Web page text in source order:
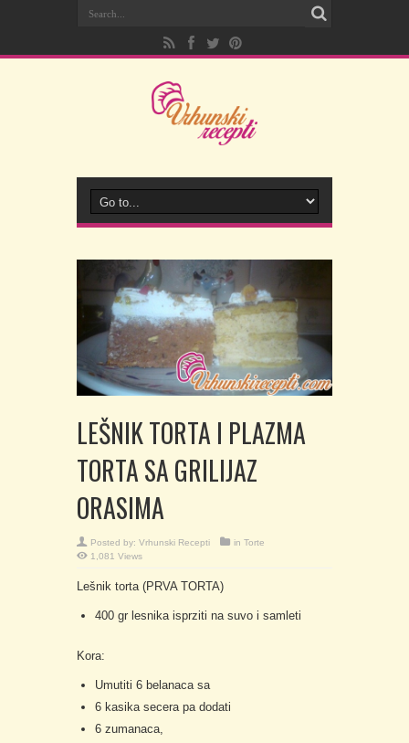
LEŠNIK TORTA I PLAZMA
TORTA SA GRILIJAZ
ORASIMA
Posted by: Vrhunski Recepti in Torte
1,081 Views
Lešnik torta (PRVA TORTA)
400 gr lesnika isprziti na suvo i samleti
Kora:
Umutiti 6 belanaca sa
6 kasika secera pa dodati
6 zumanaca,